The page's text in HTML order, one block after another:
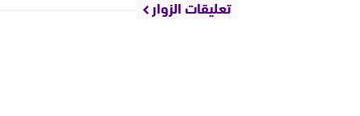
تعليقات الزوار